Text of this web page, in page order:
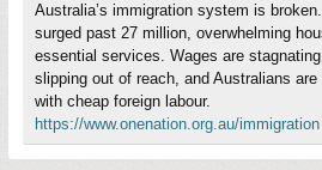
Australia’s immigration system is
surged past 27 million, overwhelming
essential services. Wages are
slipping out of reach, and Australians
with cheap foreign labour.
https://www.onenation.org.au/immigration